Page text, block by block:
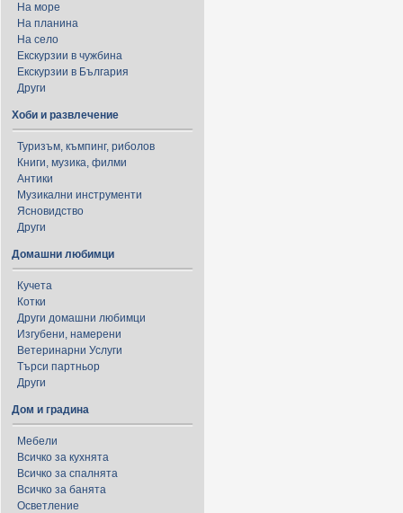
На море
На планина
На село
Екскурзии в чужбина
Екскурзии в България
Други
Хоби и развлечение
Туризъм, къмпинг, риболов
Книги, музика, филми
Антики
Музикални инструменти
Ясновидство
Други
Домашни любимци
Кучета
Котки
Други домашни любимци
Изгубени, намерени
Ветеринарни Услуги
Търси партньор
Други
Дом и градина
Мебели
Всичко за кухнята
Всичко за спалнята
Всичко за банята
Осветление